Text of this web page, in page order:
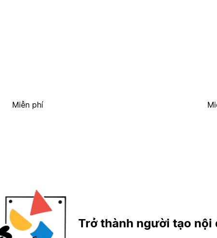
Miễn phí
Trở thành người tạo nội